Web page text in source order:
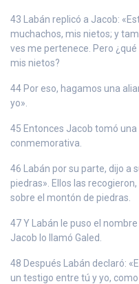
43 Labán replicó a Jacob:
muchachos, mis nietos; y
ves me pertenece. Pero
mis nietos?
44 Por eso, hagamos una
yo».
45 Entonces Jacob tomó
conmemorativa.
46 Labán por su parte, dijo a
piedras». Ellos las
sobre el montón de piedras.
47 Y Labán le puso el
Jacob lo llamó Galed.
48 Después Labán declaró:
un testigo entre tú y yo, como